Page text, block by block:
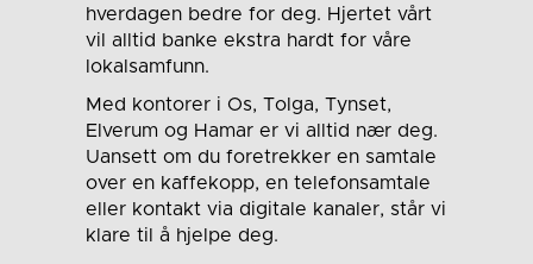
hverdagen bedre for deg. Hjertet vårt
vil alltid banke ekstra hardt for våre
lokalsamfunn.
Med kontorer i Os, Tolga, Tynset,
Elverum og Hamar er vi alltid nær deg.
Uansett om du foretrekker en samtale
over en kaffekopp, en telefonsamtale
eller kontakt via digitale kanaler, står vi
klare til å hjelpe deg.